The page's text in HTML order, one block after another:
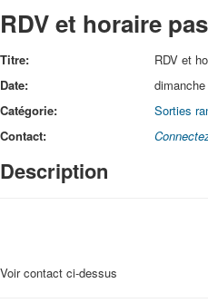
RDV et horaire
Titre:
RDV et
Date:
Catégorie:
Sorties
Contact:
Description
Voir contact ci-dessus